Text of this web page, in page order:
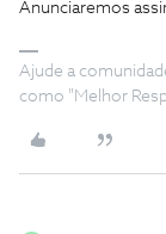
Anunciaremos
Ajude a
como "Melhor